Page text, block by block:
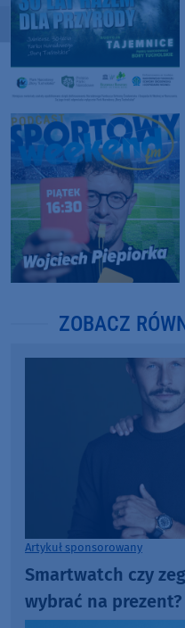
ZOBACZ
Artykuł sponsorowany
Smartwatch czy
wybrać na